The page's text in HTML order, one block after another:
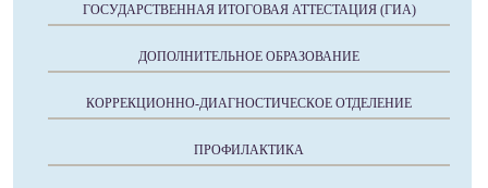
ГОСУДАРСТВЕННАЯ ИТОГОВАЯ АТТЕСТАЦИЯ (ГИА)
ДОПОЛНИТЕЛЬНОЕ ОБРАЗОВАНИЕ
КОРРЕКЦИОННО-ДИАГНОСТИЧЕСКОЕ ОТДЕЛЕНИЕ
ПРОФИЛАКТИКА